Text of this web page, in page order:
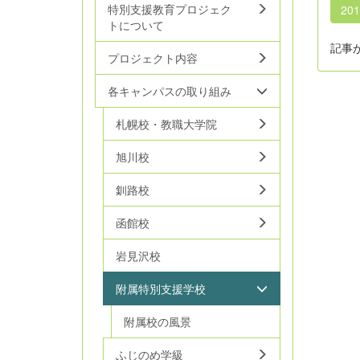
記事
特別支援教育プロジェク
トについて
プロジェクト内容
各キャンパスの取り組み
札幌校・教職大学院
旭川校
釧路校
函館校
岩見沢校
附属特別支援学校
附属校の風景
ふじのめ学級